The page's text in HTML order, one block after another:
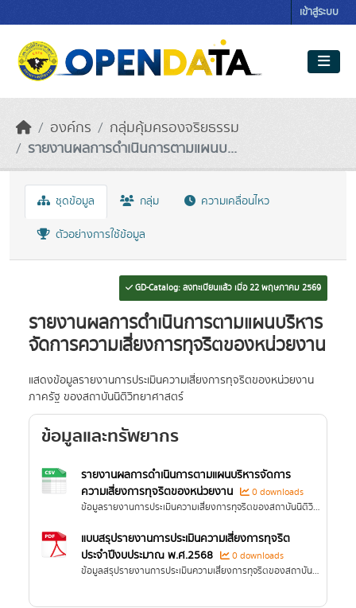
เข้าสู่ระบบ
องค์กร
กลุ่มคุ้มครองจริยธรรม
รายงานผลการดำเนินการตามแผนบ...
ชุดข้อมูล กลุ่ม ความเคลื่อนไหว
ตัวอย่างการใช้ข้อมูล
GD-Catalog: ลงทะเบียนแล้ว เมื่อ 22 พฤษภาคม 2569
รายงานผลการดำเนินการตามแผนบริหาร
จัดการความเสี่ยงการทุจริตของหน่วยงาน
แสดงข้อมูลรายงานการประเมินความเสี่ยงการทุจริตของหน่วยงาน
ภาครัฐ ของสถาบันนิติวิทยาศาสตร์
ข้อมูลและทรัพยากร
รายงานผลการดำเนินการตามแผนบริหารจัดการ
ความเสี่ยงการทุจริตของหน่วยงาน
0 downloads
ข้อมูลรายงานการประเมินความเสี่ยงการทุจริตของสถาบันนิติวิทยาศาสตร์
แบบสรุปรายงานการประเมินความเสี่ยงการทุจริต
ประจำปีงบประมาณ พ.ศ.2568
0 downloads
ข้อมูลสรุปรายงานการประเมินความเสี่ยงการทุจริตของสถาบันนิติวิทยาศาสตร์ ประจำปีงบประมาณ พ.ศ.2568